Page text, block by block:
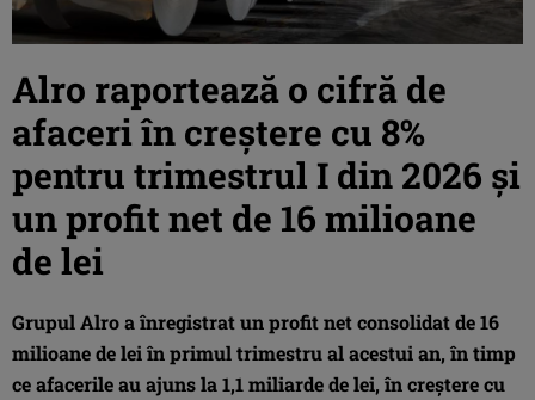
Alro raportează o cifră de
afaceri în creștere cu 8%
pentru trimestrul I din 2026 și
un profit net de 16 milioane
de lei
Grupul Alro a înregistrat un profit net consolidat de 16
milioane de lei în primul trimestru al acestui an, în timp
ce afacerile au ajuns la 1,1 miliarde de lei, în creştere cu